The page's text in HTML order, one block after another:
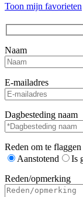
Toon mijn favorieten
Naam
E-mailadres
Dagbesteding naam
Reden om te flaggen
Aanstotend
Is
Reden/opmerking